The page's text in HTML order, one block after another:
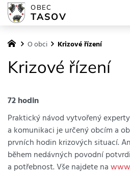
O obci Krizové řízení
Krizové řízení
72 hodin
Praktický návod vytvořený
a komunikaci je určený obcím a
prvních hodin krizových situací.
během nedávných povodní
a potřebnost. Vše najdete na
OBEC
TASOV